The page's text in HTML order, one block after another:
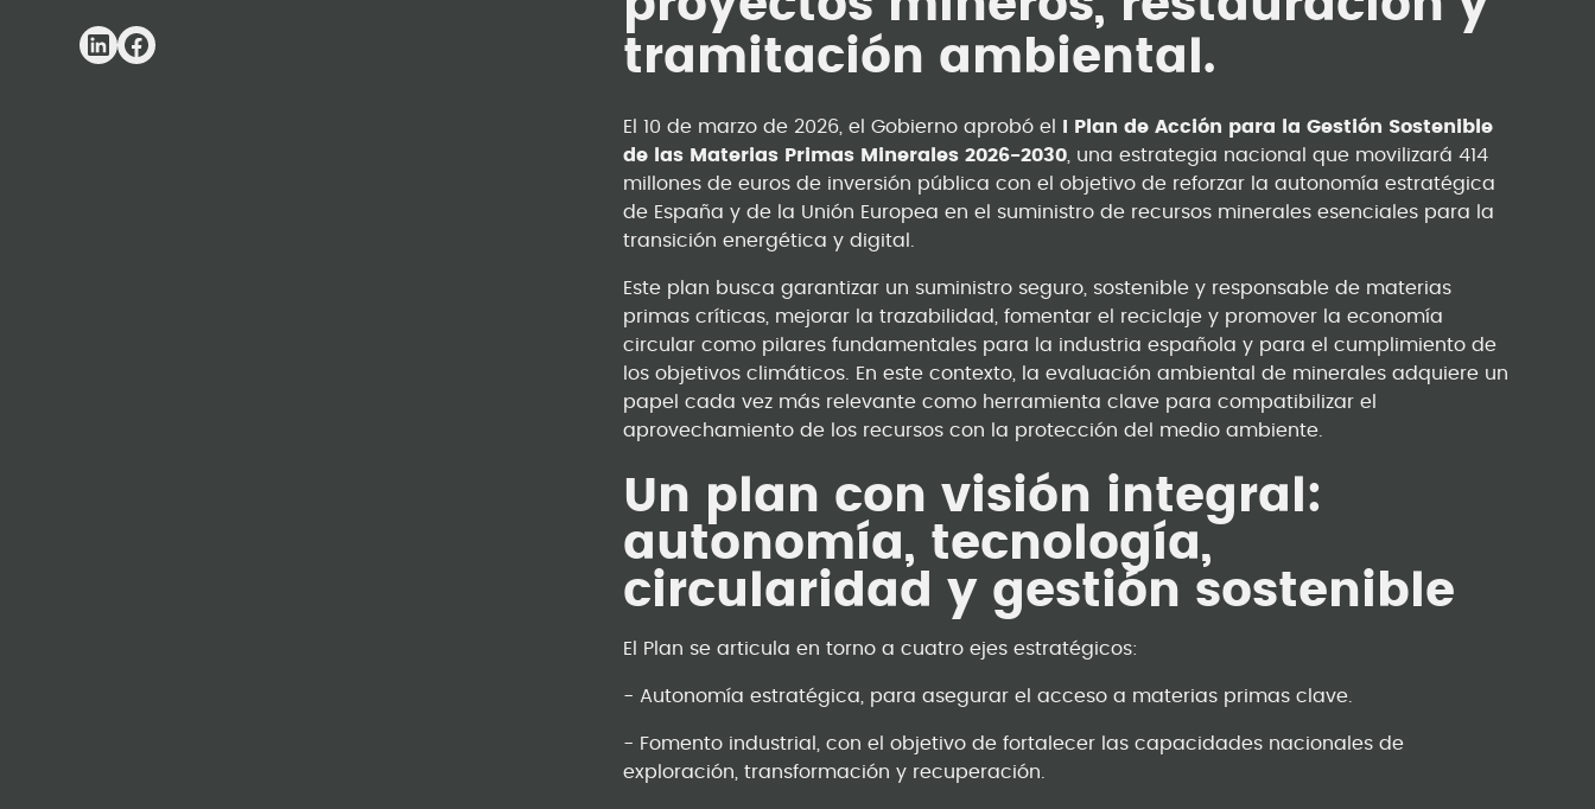
tramitación ambiental.
El 10 de marzo de 2026, el Gobierno aprobó el
I Plan de Acción para la Gestión Sostenible
de las Materias Primas Minerales 2026-2030 , una estrategia nacional que movilizará 414
millones de euros de inversión pública con el objetivo de reforzar la autonomía estratégica
de España y de la Unión Europea en el suministro de recursos minerales esenciales para la
transición energética y digital.
Este plan busca garantizar un suministro seguro, sostenible y responsable de materias
primas críticas, mejorar la trazabilidad, fomentar el reciclaje y promover la economía
circular como pilares fundamentales para la industria española y para el cumplimiento de
los objetivos climáticos. En este contexto, la evaluación ambiental de minerales adquiere un
papel cada vez más relevante como herramienta clave para compatibilizar el
aprovechamiento de los recursos con la protección del medio ambiente.
Un plan con visión integral:
autonomía, tecnología,
circularidad y gestión sostenible
El Plan se articula en torno a cuatro ejes estratégicos:
- Autonomía estratégica, para asegurar el acceso a materias primas clave.
- Fomento industrial, con el objetivo de fortalecer las capacidades nacionales de
exploración, transformación y recuperación.